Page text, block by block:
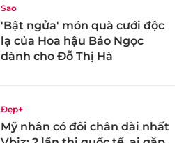
Sao
'Bật ngửa' món quà cưới độc
lạ của Hoa hậu Bảo Ngọc
dành cho Đỗ Thị Hà
Đẹp+
Mỹ nhân có đôi chân dài nhất